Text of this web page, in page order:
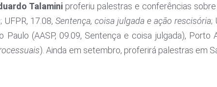
Talamini proferiu palestras e conferências
; UFPR, 17.08, Sentença, coisa julgada e ação rescisória;
Paulo (AASP, 09.09, Sentença e coisa julgada), Porto
). Ainda em setembro, proferirá palestras em